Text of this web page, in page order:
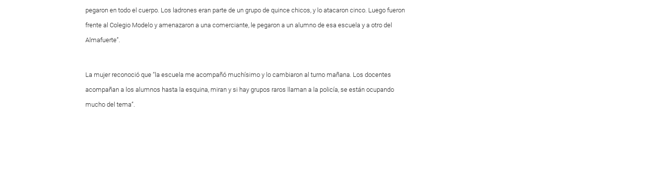
pegaron en todo el cuerpo. Los ladrones eran parte de un grupo de quince chicos, y lo atacaron cinco. Luego fueron
frente al Colegio Modelo y amenazaron a una comerciante, le pegaron a un alumno de esa escuela y a otro del
Almafuerte”.
La mujer reconoció que “la escuela me acompañó muchísimo y lo cambiaron al turno mañana. Los docentes
acompañan a los alumnos hasta la esquina, miran y si hay grupos raros llaman a la policía, se están ocupando
mucho del tema”.